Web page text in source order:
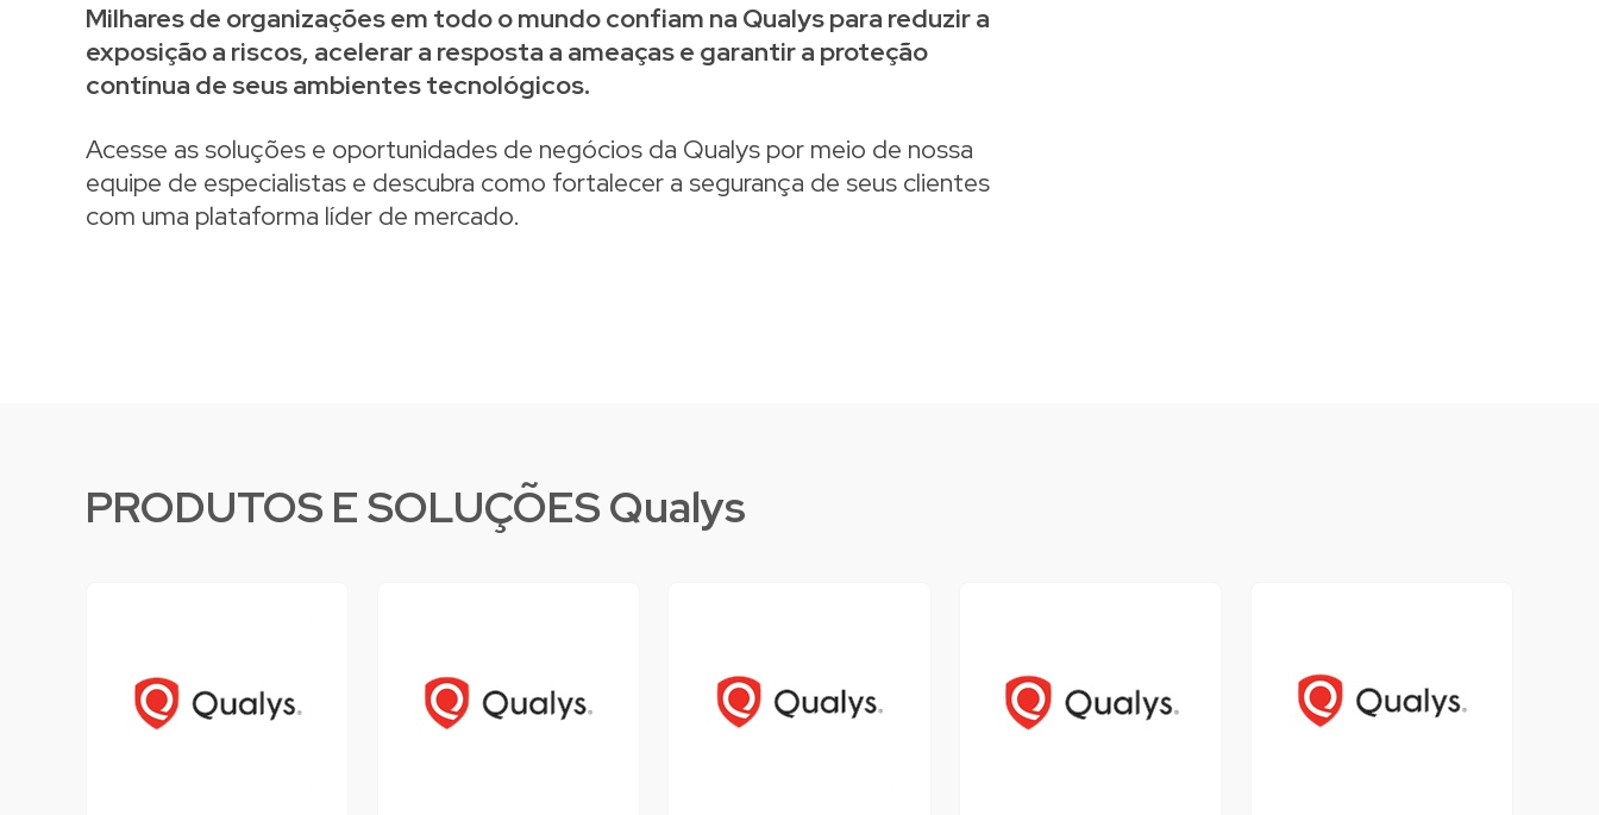
Milhares de organizações em todo o mundo confiam na Qualys para reduzir a
exposição a riscos, acelerar a resposta a ameaças e garantir a proteção
contínua de seus ambientes tecnológicos.
Acesse as soluções e oportunidades de negócios da Qualys por meio de nossa
equipe de especialistas e descubra como fortalecer a segurança de seus clientes
com uma plataforma líder de mercado.
PRODUTOS E SOLUÇÕES Qualys